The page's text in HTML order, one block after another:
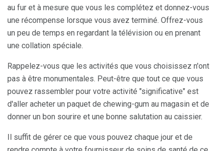
au fur et à mesure que vous les complétez et donnez-vous
une récompense lorsque vous avez terminé. Offrez-vous
un peu de temps en regardant la télévision ou en prenant
une collation spéciale.
Rappelez-vous que les activités que vous choisissez n'ont
pas à être monumentales. Peut-être que tout ce que vous
pouvez rassembler pour votre activité "significative" est
d'aller acheter un paquet de chewing-gum au magasin et de
donner un bon sourire et une bonne salutation au caissier.
Il suffit de gérer ce que vous pouvez chaque jour et de